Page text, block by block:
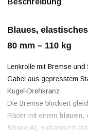
Blaues,
80 mm – 110 kg
Lenkrolle mit Bremse
Gabel aus gepresstem
Kugel-Drehkranz.
Die Bremse blockiert
Räder mit einem blauen,
Shore A), vulkanisiert